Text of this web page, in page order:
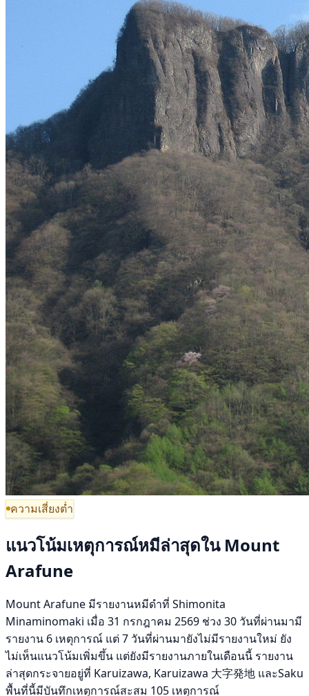
ความเสี่ยงต่ำ
แนวโน้มเหตุการณ์หมีล่าสุดใน Mount
Arafune
Mount Arafune มีรายงานหมีดำที่ Shimonita
Minaminomaki เมื่อ 31 กรกฎาคม 2569 ช่วง 30 วันที่ผ่านมามี
รายงาน 6 เหตุการณ์ แต่ 7 วันที่ผ่านมายังไม่มีรายงานใหม่ ยัง
ไม่เห็นแนวโน้มเพิ่มขึ้น แต่ยังมีรายงานภายในเดือนนี้ รายงาน
ล่าสุดกระจายอยู่ที่ Karuizawa, Karuizawa 大字発地 และSaku
พื้นที่นี้มีบันทึกเหตุการณ์สะสม 105 เหตุการณ์